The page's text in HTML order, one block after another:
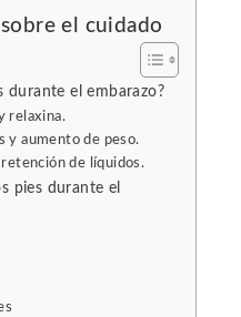
el cuidado
durante el embarazo?
relaxina.
y aumento de peso.
de líquidos.
pies durante el